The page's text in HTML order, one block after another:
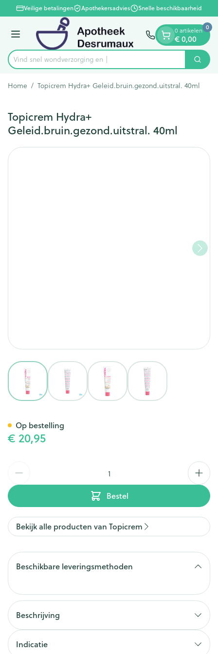
Ga naar de inhoud
1 van 1Veilige betalingen Apothekersadvies Snelle beschikbaarheid
Menu
Product, merk, categorie...
Vind snel wondverzorg Zoek
0 artikelen
€ 0,00
0
Home / Topicrem Hydra+ Geleid.bruin.gezond.uitstral. 40ml
Topicrem Hydra+
Geleid.bruin.gezond.uitstral. 40ml
View larger imageView larger imageView larger imageView larger image
€ 20,95
Bestel
Op bestelling
Bekijk alle producten van Topicrem
Beschikbare leveringsmethoden
Beschrijving
Indicatie